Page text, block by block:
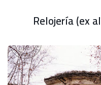
Relojería (ex